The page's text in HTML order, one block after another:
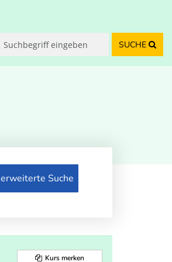
SUCHE
erweiterte Suche
Kurs merken